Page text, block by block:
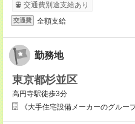
交通費別途支給あり
交通費 全額支給
勤務地
東京都杉並区
高円寺駅徒歩3分
《大手住宅設備メーカーのグル